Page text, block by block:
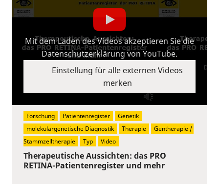
Therapeutische Aussichten: das PRO
RETINA-Patientenregister und mehr
Mit dem Laden des Videos akzeptieren Sie die
Datenschutzerklärung von YouTube.
Einstellung für alle externen Videos
merken
Forschung Patientenregister
Genetik
molekulargenetische Diagnostik
Therapie
Gentherapie /
Stammzelltherapie
Typ Video